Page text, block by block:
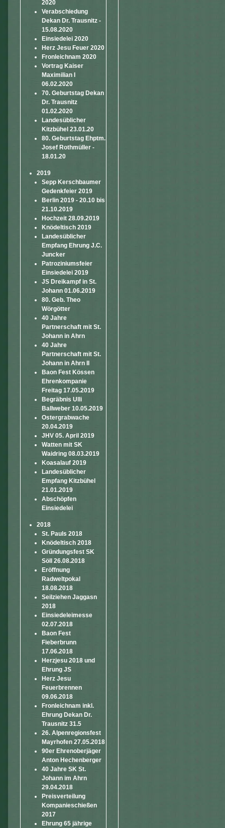
2020
Verabschiedung
Dekan Dr. Trausnitz -
15.08.2020
Einsiedelei 2020
Herz Jesu Feuer 2020
Fronleichnam 2020
Vortrag Kaiser
Maximilian I
06.02.2020
70. Geburtstag Dekan
Dr. Trausnitz
01.02.2020
Landesüblicher
Kitzbühel 23.01.20
80. Geburtstag Ehptm.
Josef Rothmüller -
18.01.20
2019
Sepp Kerschbaumer
Gedenkfeier 2019
Berlin 2019 - 20.10 bis
21.10.2019
Hochzeit 28.09.2019
Knödeltisch 2019
Landesüblicher
Empfang Ehrung J.C.
Juncker
Patroziniumsfeier
Einsiedelei 2019
JS Dreikampf in St.
Johann 01.06.2019
80. Geb. Theo
Wörgötter
40 Jahre
Partnerschaft mit St.
Johann in Ahrn
40 Jahre
Partnerschaft mit St.
Johann in Ahrn II
Baon Fest Kössen
Ehrenkompanie
Freitag 17.05.2019
Begräbnis Ulli
Ballweber 10.05.2019
Ostergrabwache
20.04.2019
JHV 05. April 2019
Watten mit SK
Waidring 08.03.2019
Koasalauf 2019
Landesüblicher
Empfang Kitzbühel
21.01.2019
Abschöpfen
Einsiedelei
2018
St. Pauls 2018
Knödeltisch 2018
Gründungsfest SK
Söll 26.08.2018
Eröffnung
Radweltpokal
18.08.2018
Seilziehen Jaggasn
2018
Einsiedeleimesse
02.07.2018
Baon Fest
Fieberbrunn
17.06.2018
Herzjesu 2018 und
Ehrung JS
Herz Jesu
Feuerbrennen
09.06.2018
Fronleichnam inkl.
Ehrung Dekan Dr.
Trausnitz 31.5
26. Alpenregionsfest
Mayrhofen 27.05.2018
90er Ehrenoberjäger
Anton Hechenberger
40 Jahre SK St.
Johann im Ahrn
29.04.2018
Preisverteilung
Kompanieschießen
2017
Ehrung 65 jährige